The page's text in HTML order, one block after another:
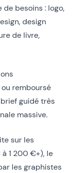
besoins : logo,
design
de livre,
remboursé
guidé très
massive.
sur les
1 200 €+), le
les graphistes